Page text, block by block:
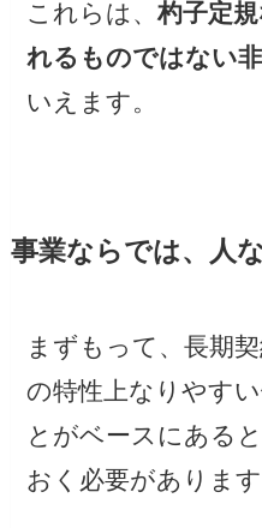
これらは、杓子定
れるものではない
いえます。
事業ならでは、人
まずもって、長期
の特性上なりやす
とがベースにある
おく必要があります